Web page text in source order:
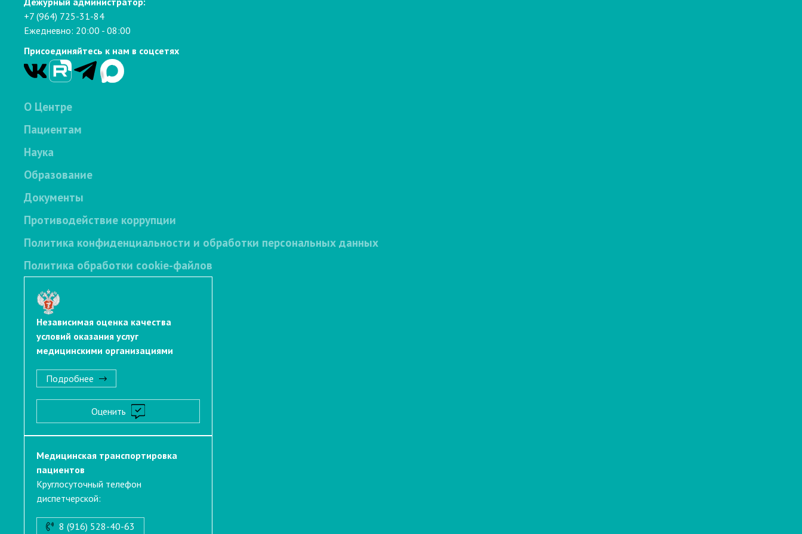
+7 (964) 725-31-84
Ежедневно: 20:00 - 08:00
Присоединяйтесь к нам в соцсетях
О Центре
Пациентам
Наука
Образование
Документы
Противодействие коррупции
Политика конфиденциальности и обработки персональных данных
Политика обработки cookie-файлов
Независимая оценка качества
условий оказания услуг
медицинскими организациями
Подробнее
Оценить
Медицинская транспортировка
пациентов
Круглосуточный телефон
диспетчерской:
8 (916) 528-40-63